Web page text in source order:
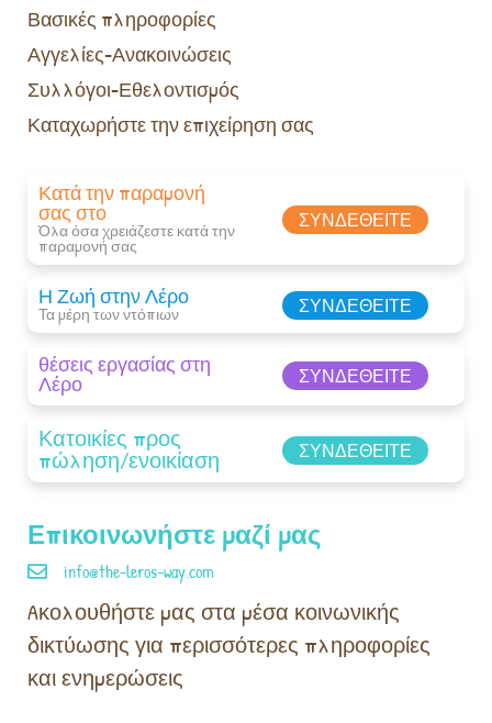
Επικοινωνήστε μαζί μας
info@the-leros-way.com
Aκολουθήστε μας στα μέσα κοινωνικής
δικτύωσης για περισσότερες πληροφορίες
και ενημερώσεις
Βασικές πληροφορίες
Αγγελίες-Ανακοινώσεις
Συλλόγοι-Εθελοντισμός
Καταχωρήστε την επιχείρηση σας
Κατά την παραμονή
σας στο
Όλα όσα χρειάζεστε κατά την
παραμονή σας​
ΣΥΝΔΕΘΕΊΤΕ
Η Ζωή στην Λέρο
Τα μέρη των ντόπιων ΣΥΝΔΕΘΕΊΤΕ
θέσεις εργασίας στη
Λέρο ΣΥΝΔΕΘΕΊΤΕ
Κατοικίες προς
πώληση/ενοικίαση ΣΥΝΔΕΘΕΊΤΕ